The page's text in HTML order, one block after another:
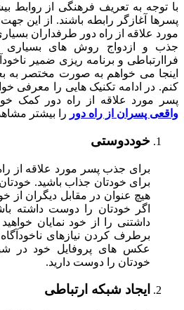
با توجه به تعریف فرهنگی از روابط
پسرها آغازگر رابطه باشند. از این
مورد علاقه از راه دور طرفداران
جذب و ازدواج روش های بسیاری
فراارتباطی و برنامه ریزی ضمیر
اینجا می خواهم به صورت مختصر به
کنم. در ادامه تکنیک هایی را معرفی
پسر مورد علاقه از راه دور کمک
واقعی پسران از راه دور را بیشتر
خوددوستی
برای جذب پسر مورد علاقه از
برای خودتان جذاب باشید.
هیچ عنوان در مقابل دیگران از
اگر خودتان را دوست داشته
داشتنی را از خود نمایان
برطرف کردن نیازهای
عکس های پروفایل خود در
خودتان را دوست دارید.
ایجاد شبکه ارتباطی